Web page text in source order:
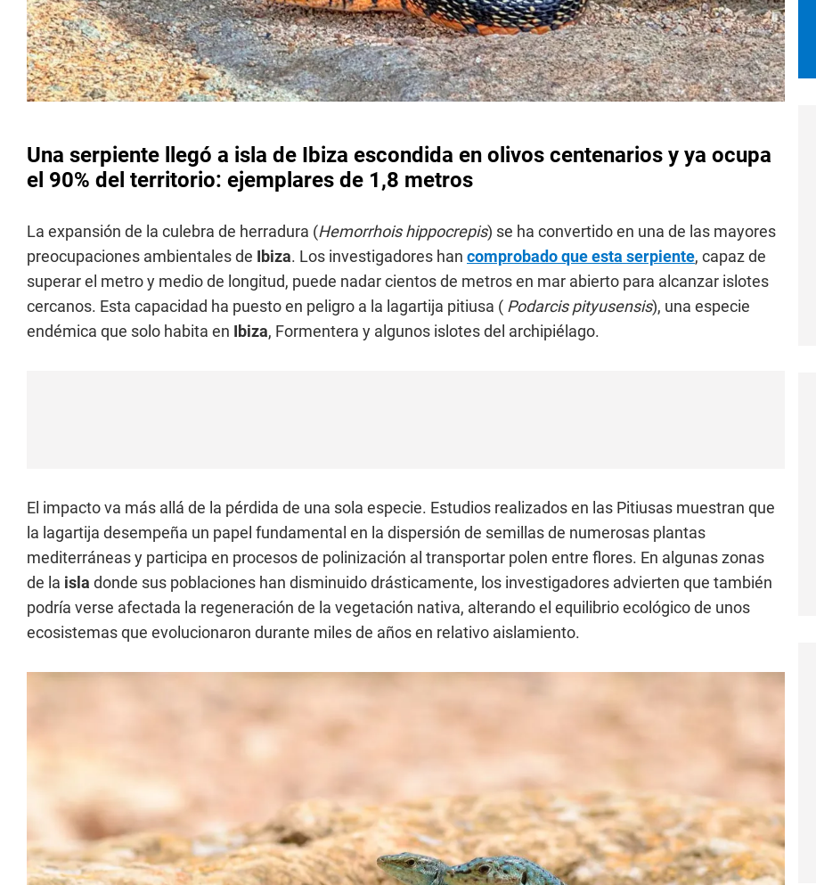
Una serpiente llegó a isla de Ibiza escondida en olivos centenarios y ya ocupa
el 90% del territorio: ejemplares de 1,8 metros
La expansión de la culebra de herradura (Hemorrhois hippocrepis) se ha convertido en una de las mayores
preocupaciones ambientales de Ibiza. Los investigadores han comprobado que esta serpiente, capaz de
superar el metro y medio de longitud, puede nadar cientos de metros en mar abierto para alcanzar islotes
cercanos. Esta capacidad ha puesto en peligro a la lagartija pitiusa ( Podarcis pityusensis), una especie
endémica que solo habita en Ibiza, Formentera y algunos islotes del archipiélago.
El impacto va más allá de la pérdida de una sola especie. Estudios realizados en las Pitiusas muestran que
la lagartija desempeña un papel fundamental en la dispersión de semillas de numerosas plantas
mediterráneas y participa en procesos de polinización al transportar polen entre flores. En algunas zonas
de la isla donde sus poblaciones han disminuido drásticamente, los investigadores advierten que también
podría verse afectada la regeneración de la vegetación nativa, alterando el equilibrio ecológico de unos
ecosistemas que evolucionaron durante miles de años en relativo aislamiento.